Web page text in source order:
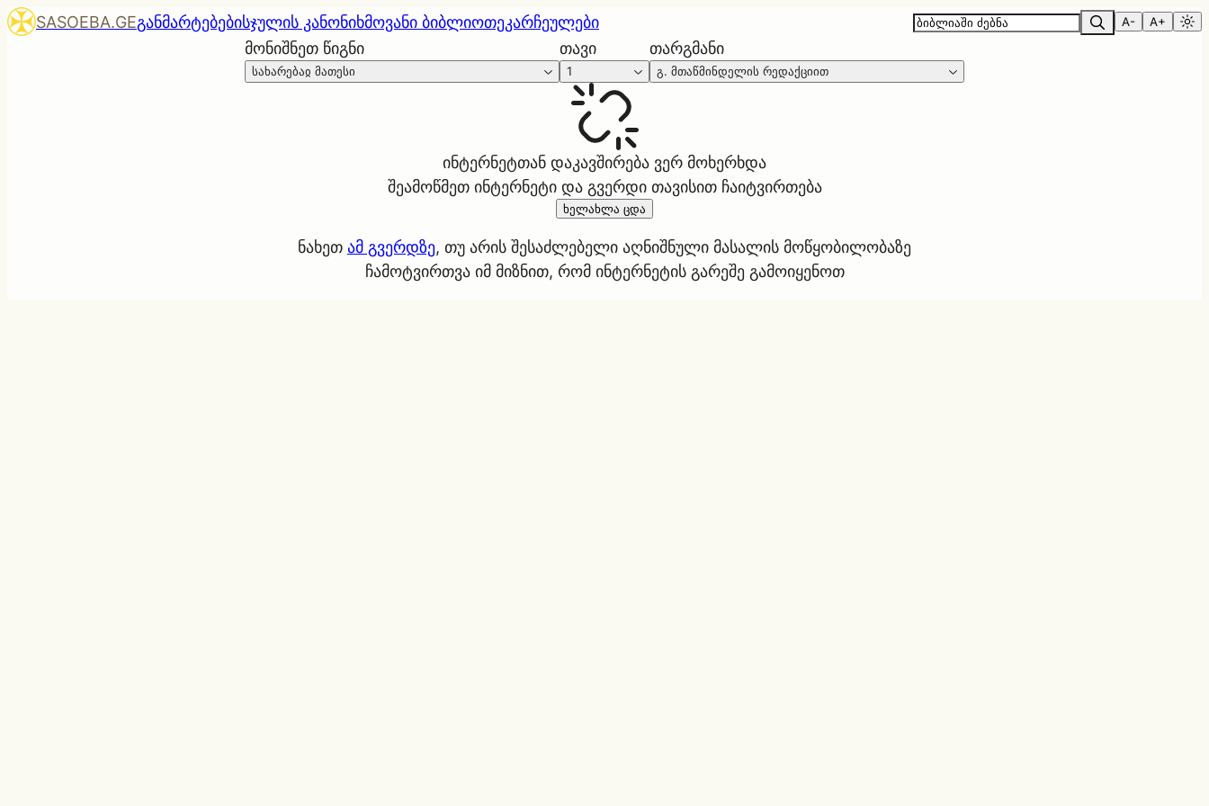
SASOEBA.GEგანმარტებებისჯულის კანონიხმოვანი ბიბლიოთეკარჩეულები A- A+
მონიშნეთ წიგნი
სახარებაჲ მათესი
თავი
1
თარგმანი
გ. მთაწმინდელის რედაქციით
ინტერნეტთან დაკავშირება ვერ მოხერხდა
შეამოწმეთ ინტერნეტი და გვერდი თავისით ჩაიტვირთება
ხელახლა ცდა
ნახეთ ამ გვერდზე, თუ არის შესაძლებელი აღნიშნული მასალის მოწყობილობაზე
ჩამოტვირთვა იმ მიზნით, რომ ინტერნეტის გარეშე გამოიყენოთ